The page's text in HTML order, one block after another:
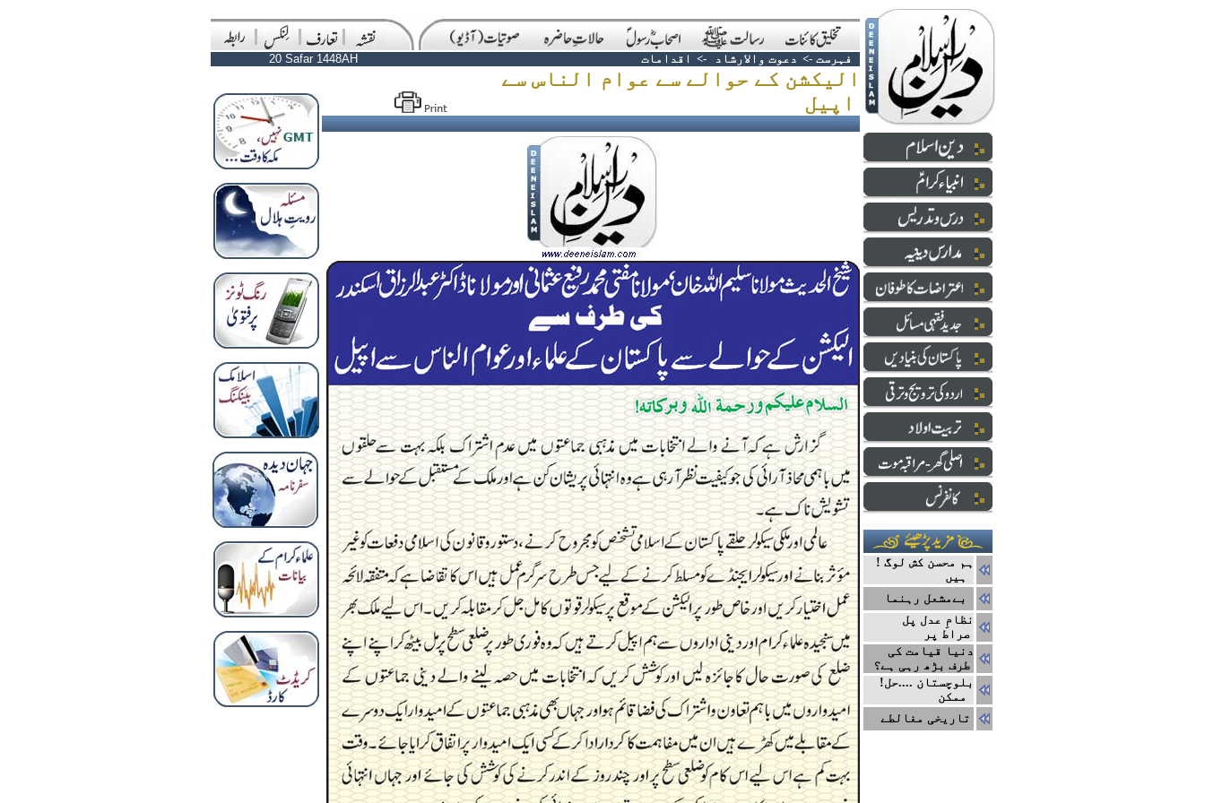
20 Safar 1448AH فہرست -> دعوت والارشاد -> اقدامات
الیکشن کے حوالے سے عوام الناس سے
! ہم محسن کش لوگ
نظامِ عدل پل
صراط پر
دنیا قیامت کی
طرف بڑھ رہی ہے؟
!بلوچستان ....حل
تاریخی مغالطے